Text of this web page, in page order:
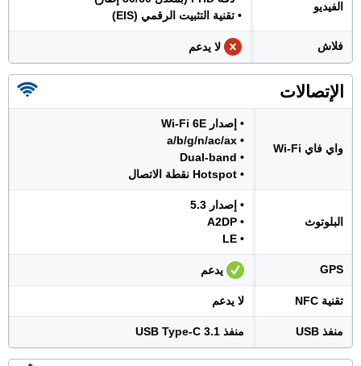
الفيديو
• تقنية التثبيت الرقمي (EIS)
فلاش لا يدعم
الإتصالات
واي فاي Wi-Fi
• إصدار Wi-Fi 6E
• a/b/g/n/ac/ax
• Dual-band
• Hotspot نقطة الاتصال
البلوتوث
• إصدار 5.3
• A2DP
• LE
GPS يدعم
تقنية NFC لا يدعم
منفذ USB منفذ USB Type-C 3.1